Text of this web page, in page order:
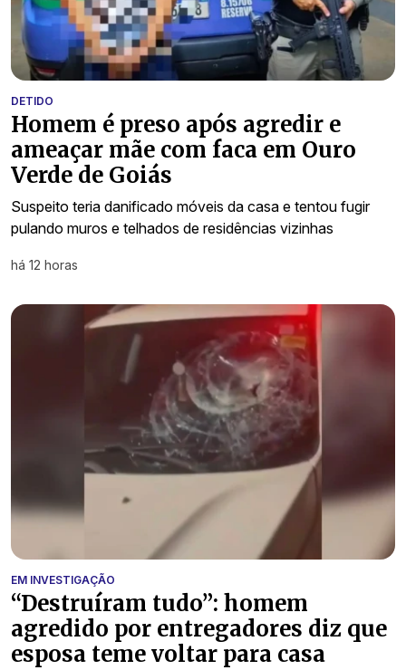
DETIDO
Homem é preso após agredir e
ameaçar mãe com faca em Ouro
Verde de Goiás
Suspeito teria danificado móveis da casa e tentou fugir
pulando muros e telhados de residências vizinhas
há 12 horas
EM INVESTIGAÇÃO
“Destruíram tudo”: homem
agredido por entregadores diz que
esposa teme voltar para casa